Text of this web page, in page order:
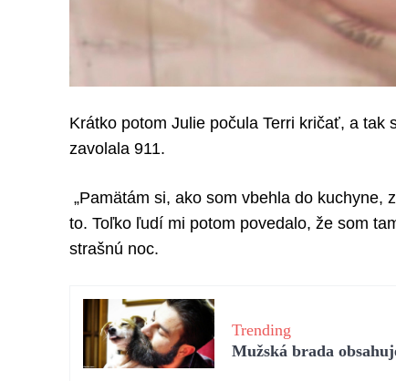
Krátko potom Julie počula Terri kričať, a tak
zavolala 911.
„Pamätám si, ako som vbehla do kuchyne,
to. Toľko ľudí mi potom povedalo, že som
strašnú noc.
Trending
Mužská brada